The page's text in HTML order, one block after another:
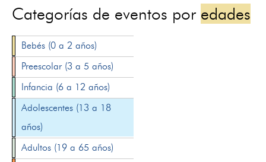
Categorías de eventos por edades
Bebés (0 a 2 años)
Preescolar (3 a 5 años)
Infancia (6 a 12 años)
Adolescentes (13 a 18
años)
Adultos (19 a 65 años)